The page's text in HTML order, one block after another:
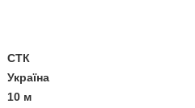
СТК
Україна
10 м